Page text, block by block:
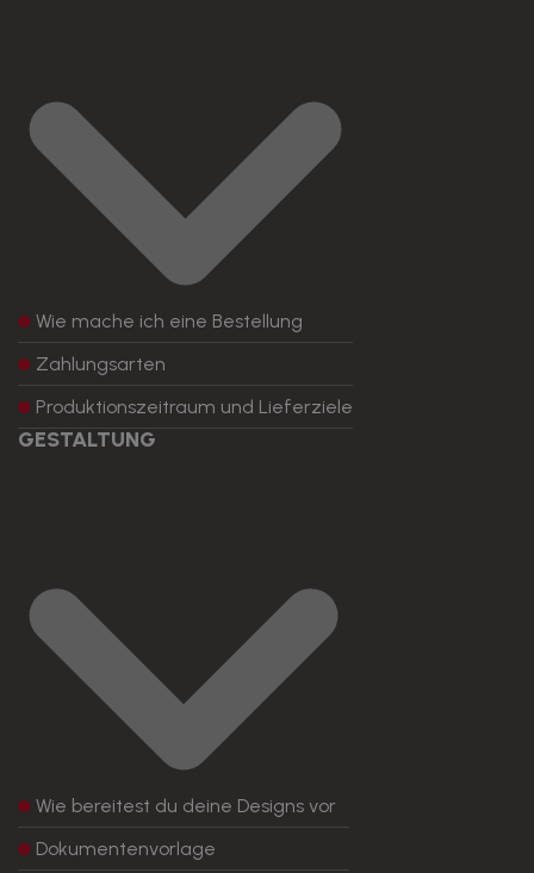
Wie mache ich eine Bestellung
Zahlungsarten
Produktionszeitraum und Lieferziele
GESTALTUNG
Wie bereitest du deine Designs vor
Dokumentenvorlage